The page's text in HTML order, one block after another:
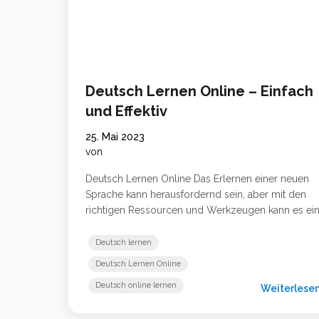
Deutsch Lernen Online – Einfach
und Effektiv
25. Mai 2023
von
Deutsch Lernen Online Das Erlernen einer neuen
Sprache kann herausfordernd sein, aber mit den
richtigen Ressourcen und Werkzeugen kann es
interessiert sind, Deutsch zu lernen, haben Sie
Books, Videos, Podcasts oder … Weiterlesen …
Deutsch lernen
Deutsch Lernen Online
Deutsch online lernen